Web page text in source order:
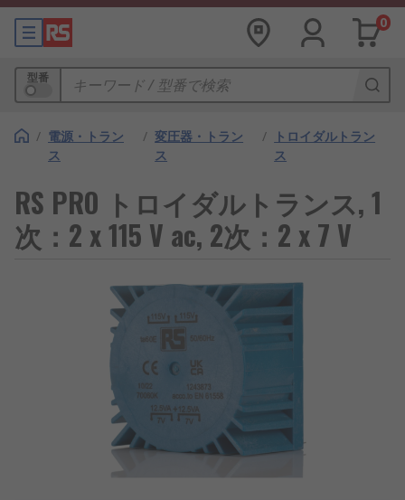
0
型番
/ 電源・トラン
ス
/ 変圧器・トラン
ス
/
トロイダルトラン
ス
RS PRO トロイダルトランス, 1
次：2 x 115 V ac, 2次：2 x 7 V